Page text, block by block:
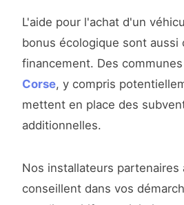
L'aide pour l'achat d'un
bonus écologique sont aussi
financement. Des
Corse, y compris
mettent en place des
additionnelles.
Nos installateurs partenaires
conseillent dans vos